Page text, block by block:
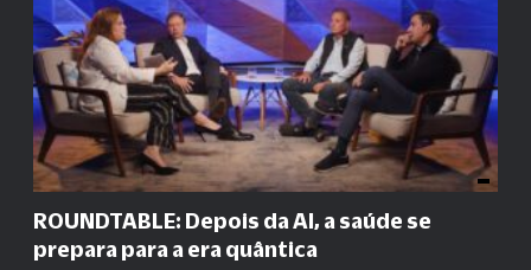
ROUNDTABLE: Depois da AI, a saúde se
prepara para a era quântica